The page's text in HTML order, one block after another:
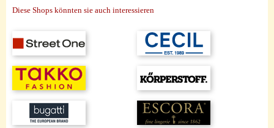
Diese Shops könnten sie auch interessieren